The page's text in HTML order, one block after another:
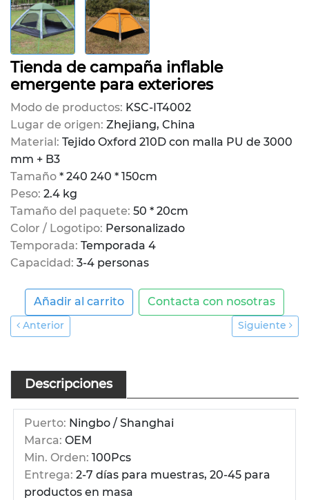
Tienda de campaña inflable
emergente para exteriores
Modo de productos: KSC-IT4002
Lugar de origen: Zhejiang, China
Material: Tejido Oxford 210D con malla PU de 3000
mm + B3
Tamaño * 240 240 * 150cm
Peso: 2.4 kg
Tamaño del paquete: 50 * 20cm
Color / Logotipo: Personalizado
Temporada: Temporada 4
Capacidad: 3-4 personas
Añadir al carrito Contacta con nosotras
Anterior Siguiente
Descripciones
Puerto: Ningbo / Shanghai
Marca: OEM
Min. Orden: 100Pcs
Entrega: 2-7 días para muestras, 20-45 para
productos en masa